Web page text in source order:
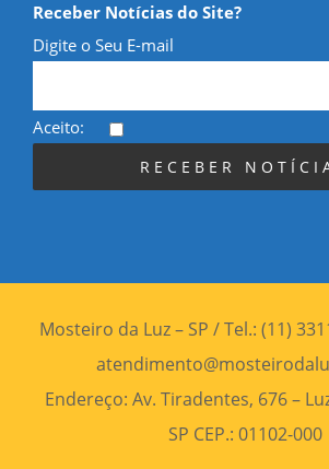
Receber Notícias do Site?
Digite o Seu E-mail
Aceito:
Mosteiro da Luz – SP / Tel.: (11)
Endereço: Av. Tiradentes, 676 –
SP CEP.: 01102-000